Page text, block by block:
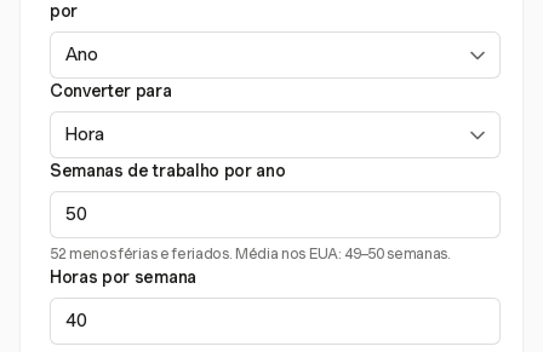
por
Converter para
Semanas de trabalho por ano
52 menos férias e feriados. Média nos EUA: 49–50 semanas.
Horas por semana